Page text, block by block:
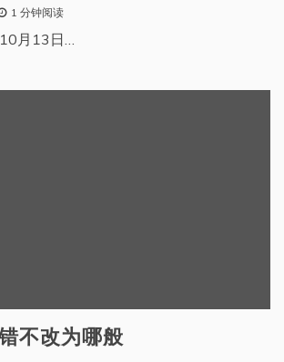
1 分钟阅读
月13日…
不改为哪般